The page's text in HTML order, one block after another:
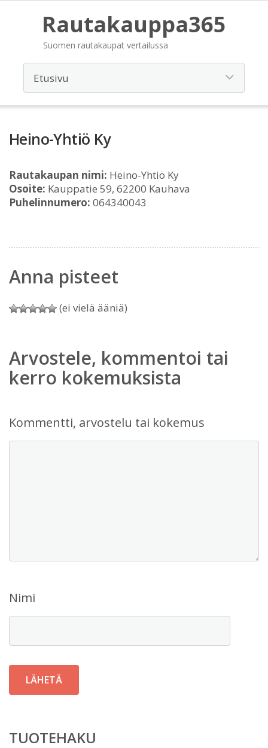
Rautakauppa365
Suomen rautakaupat vertailussa
Heino-Yhtiö Ky
Rautakaupan nimi: Heino-Yhtiö Ky
Osoite: Kauppatie 59, 62200 Kauhava
Puhelinnumero: 064340043
Anna pisteet
(ei vielä ääniä)
Arvostele, kommentoi tai
kerro kokemuksista
Kommentti, arvostelu tai kokemus
Nimi
TUOTEHAKU